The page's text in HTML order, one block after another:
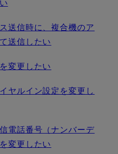
送信時に、複合機のア
送信したい
変更したい
ヤルイン設定を変更し
電話番号（ナンバーデ
変更したい